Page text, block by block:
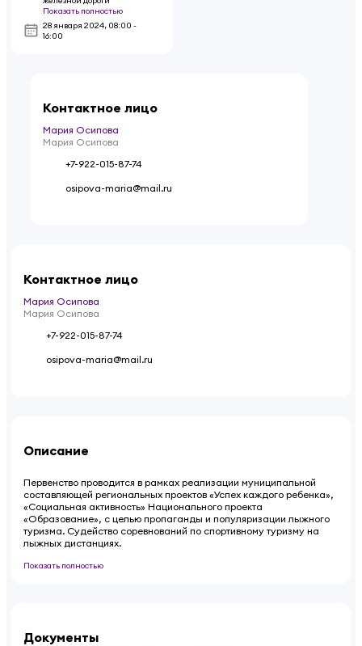
Показать полностью
28 января 2024, 08:00 -
16:00
Контактное лицо
Мария Осипова
Мария Осипова
+7-922-015-87-74
osipova-maria@mail.ru
Контактное лицо
Мария Осипова
Мария Осипова
+7-922-015-87-74
osipova-maria@mail.ru
Описание
Первенство проводится в рамках реализации муниципальной
составляющей региональных проектов «Успех каждого ребенка»,
«Социальная активность» Национального проекта
«Образование», с целью пропаганды и популяризации лыжного
туризма. Судейство соревнований по спортивному туризму на
лыжных дистанциях.
Показать полностью
Документы